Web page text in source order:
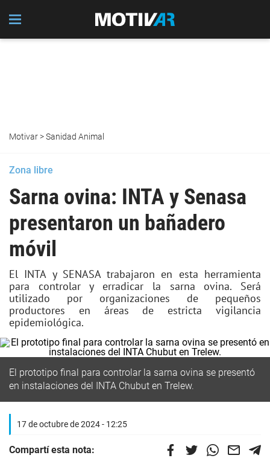
Motivar>Sanidad Animal
Zona libre
Sarna ovina: INTA y Senasa
presentaron un bañadero
móvil
El INTA y SENASA trabajaron en esta herramienta
para controlar y erradicar la sarna ovina. Será
utilizado por organizaciones de pequeños
productores en áreas de estricta vigilancia
epidemiológica.
El prototipo final para controlar la sarna ovina se presentó
en instalaciones del INTA Chubut en Trelew.
17 de octubre de 2024 - 12:25
Compartí esta nota: